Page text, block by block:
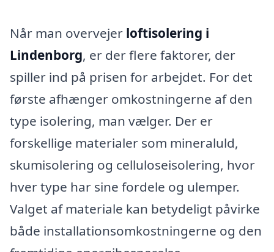
Når man overvejer loftisolering i
Lindenborg, er der flere faktorer, der
spiller ind på prisen for arbejdet. For det
første afhænger omkostningerne af den
type isolering, man vælger. Der er
forskellige materialer som mineraluld,
skumisolering og celluloseisolering, hvor
hver type har sine fordele og ulemper.
Valget af materiale kan betydeligt påvirke
både installationsomkostningerne og den